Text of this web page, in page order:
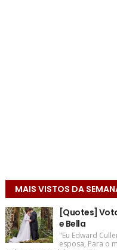
MAIS VISTOS DA
[Quotes]
e Bella
"Eu Edward
esposa, Para o